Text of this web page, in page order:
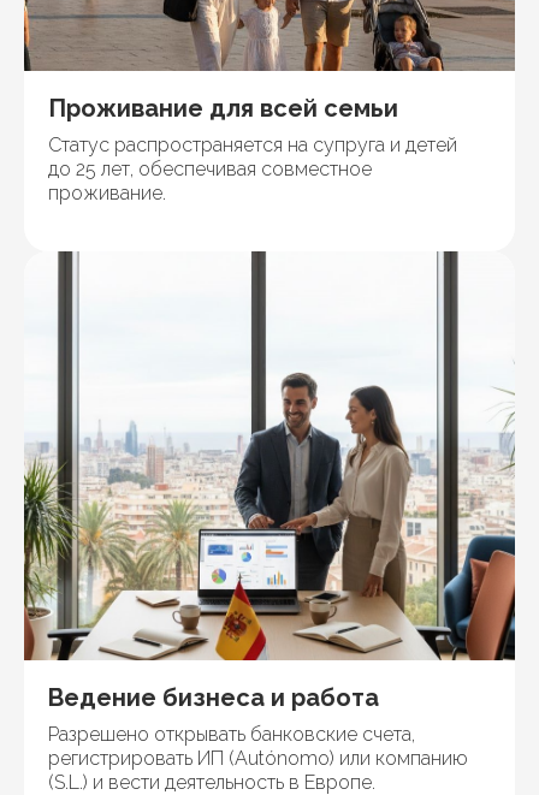
Проживание для всей семьи
Статус распространяется на супруга и детей
до 25 лет, обеспечивая совместное
проживание.
Ведение бизнеса и работа
Разрешено открывать банковские счета,
регистрировать ИП (Autónomo) или компанию
(S.L.) и вести деятельность в Европе.